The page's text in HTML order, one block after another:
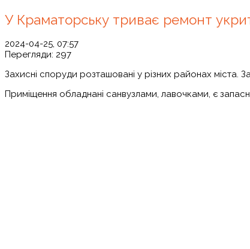
У Краматорську триває ремонт
2024-04-25, 07:57
Перегляди: 297
Захисні споруди розташовані у різних районах міста.
Приміщення обладнані санвузлами, лавочками, є